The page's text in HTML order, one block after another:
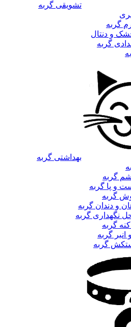
تشویقی گربه
گربه
و دنتال
گربه
بهداشتی گربه
گربه
و پا گربه
گربه
و دندان گربه
نگهداری گربه
گربه
انبر گربه
گربه